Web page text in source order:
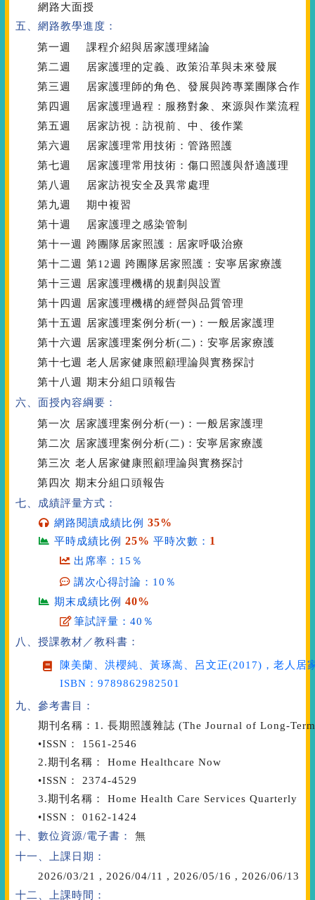
網路大面授
五、網路教學進度：
第一週
課程介紹與居家護理緒論
第二週
居家護理的定義、政策沿革與未來發展
第三週
居家護理師的角色、發展與跨專業團隊合作
第四週
居家護理過程：服務對象、來源與作業流程
第五週
居家訪視：訪視前、中、後作業
第六週
居家護理常用技術：管路照護
第七週
居家護理常用技術：傷口照護與舒適護理
第八週
居家訪視安全及異常處理
第九週
期中複習
第十週
居家護理之感染管制
第十一週
跨團隊居家照護：居家呼吸治療
第十二週
第12週 跨團隊居家照護：安寧居家療護
第十三週
居家護理機構的規劃與設置
第十四週
居家護理機構的經營與品質管理
第十五週
居家護理案例分析(一)：一般居家護理
第十六週
居家護理案例分析(二)：安寧居家療護
第十七週
老人居家健康照顧理論與實務探討
第十八週
期末分組口頭報告
六、面授內容綱要：
第一次
居家護理案例分析(一)：一般居家護理
第二次
居家護理案例分析(二)：安寧居家療護
第三次 老人居家健康照顧理論與實務探討
第四次 期末分組口頭報告
七、成績評量方式：
網路閱讀成績比例35%
平時成績比例25% 平時次數： 1
出席率：15％
講次心得討論：10％
期末成績比例40%
筆試評量：40％
八、授課教材／教科書：
陳美蘭、洪櫻純、黃琢嵩、呂文正(2017)， 老人居
ISBN：9789862982501
九、參考書目：
期刊名稱：1. 長期照護雜誌 (The Journal of Long-
•ISSN： 1561-2546
2.期刊名稱： Home Healthcare Now
•ISSN： 2374-4529
3.期刊名稱： Home Health Care Services Quarterly
•ISSN： 0162-1424
十、數位資源/電子書：
無
十一、上課日期：
2026/03/21 , 2026/04/11 , 2026/05/16 , 2026/06/13
十二、上課時間：